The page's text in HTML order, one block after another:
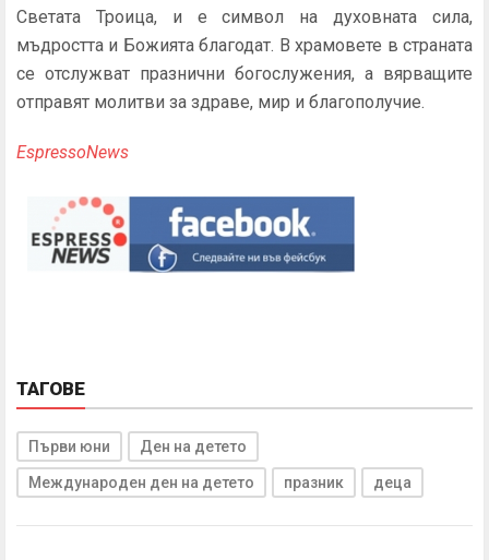
Светата Троица, и е символ на духовната сила,
мъдростта и Божията благодат. В храмовете в страната
се отслужват празнични богослужения, а вярващите
отправят молитви за здраве, мир и благополучие.
EspressoNews
ТАГОВЕ
Първи юни Ден на детето
Международен ден на детето празник деца